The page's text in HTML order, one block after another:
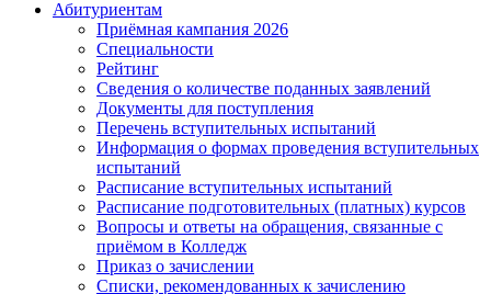
Абитуриентам
Приёмная кампания 2026
Специальности
Рейтинг
Сведения о количестве поданных заявлений
Документы для поступления
Перечень вступительных испытаний
Информация о формах проведения вступительных
испытаний
Расписание вступительных испытаний
Расписание подготовительных (платных) курсов
Вопросы и ответы на обращения, связанные с
приёмом в Колледж
Приказ о зачислении
Списки, рекомендованных к зачислению